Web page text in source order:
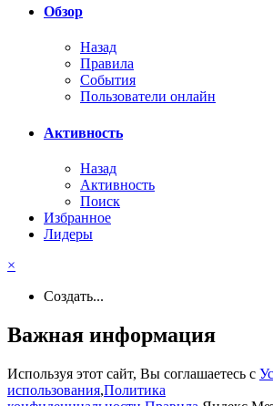
Обзор
Назад
Правила
События
Пользователи онлайн
Активность
Назад
Активность
Поиск
Избранное
Лидеры
×
Создать...
Важная информация
Используя этот сайт, Вы соглашаетесь с
использования,Политика